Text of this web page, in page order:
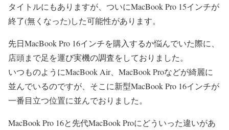
タイトルにもありますが、ついにMacBook Pro 15インチが
終了(無くなった)した可能性があります。
先日MacBook Pro 16インチを購入するか悩んでいた際に、
店頭まで足を運び実機の調査をしておりました。
いつものようにMacBook Air、MacBook Proなどが綺麗に
並んでいるのですが、そこに新型MacBook Pro 16インチが
一番目立つ位置に並んでおりました。
MacBook Pro 16と先代MacBook Proにどういった違いがあ